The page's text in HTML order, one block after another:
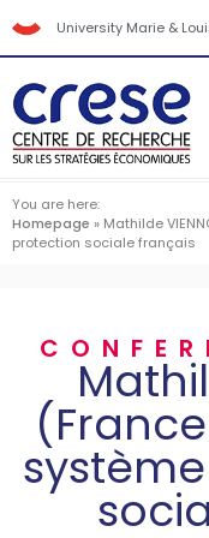
University Marie &
You are here:
Homepage » Mathilde
protection sociale français